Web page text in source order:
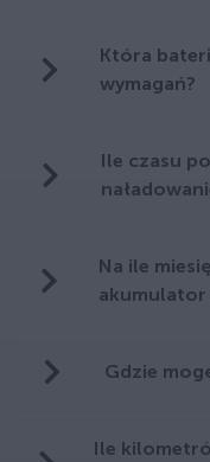
Która
wymagań?
Ile czasu
Na ile
akumulator
Gdzie
Ile